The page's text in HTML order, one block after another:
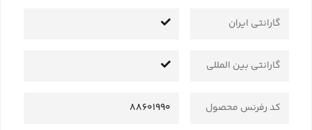
گارانتی ایران
گارانتی بین المللی
کد رفرنس محصول 88601990